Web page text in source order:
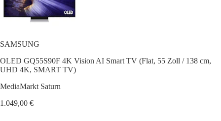
SAMSUNG
OLED GQ55S90F 4K Vision AI Smart TV (Flat, 55 Zoll / 138 cm,
UHD 4K, SMART TV)
MediaMarkt Saturn
1.049,00 €